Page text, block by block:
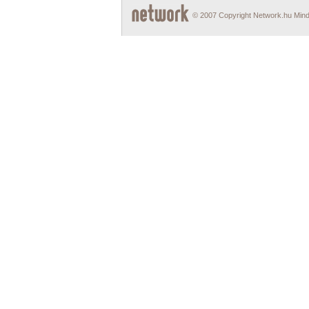
© 2007 Copyright Network.hu